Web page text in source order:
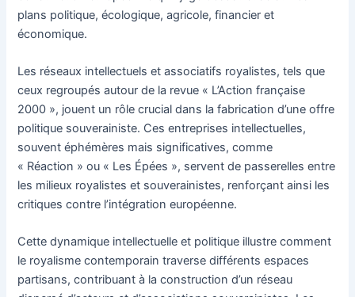
plans politique, écologique, agricole, financier et
économique.
Les réseaux intellectuels et associatifs royalistes, tels que
ceux regroupés autour de la revue « L’Action française
2000 », jouent un rôle crucial dans la fabrication d’une offre
politique souverainiste. Ces entreprises intellectuelles,
souvent éphémères mais significatives, comme
« Réaction » ou « Les Épées », servent de passerelles entre
les milieux royalistes et souverainistes, renforçant ainsi les
critiques contre l’intégration européenne.
Cette dynamique intellectuelle et politique illustre comment
le royalisme contemporain traverse différents espaces
partisans, contribuant à la construction d’un réseau